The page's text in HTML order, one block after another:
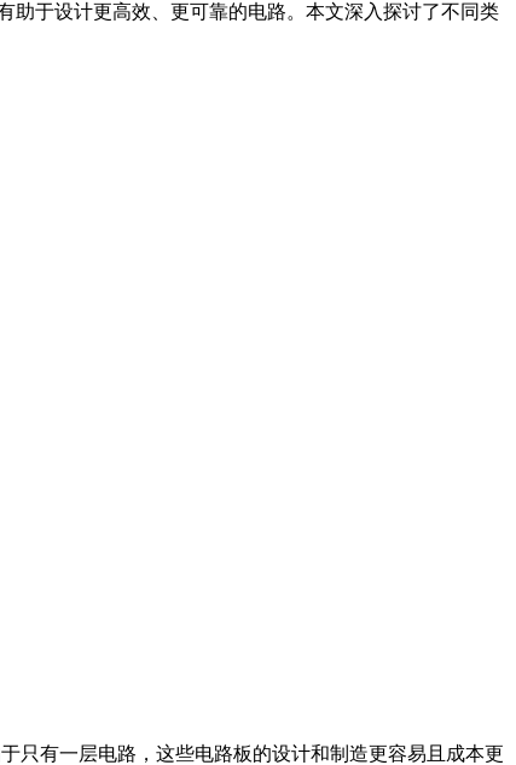
于设计更高效、更可靠的电路。 本文深入探讨了不同类
只有一层电路，这些电路板的设计和制造更容易且成本更